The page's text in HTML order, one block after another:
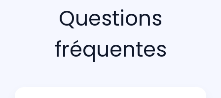
Questions
fréquentes